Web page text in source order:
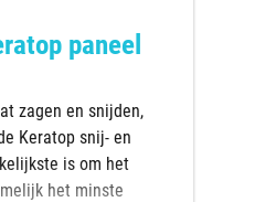
paneel
zagen en snijden,
Keratop snij- en
is om het
het minste